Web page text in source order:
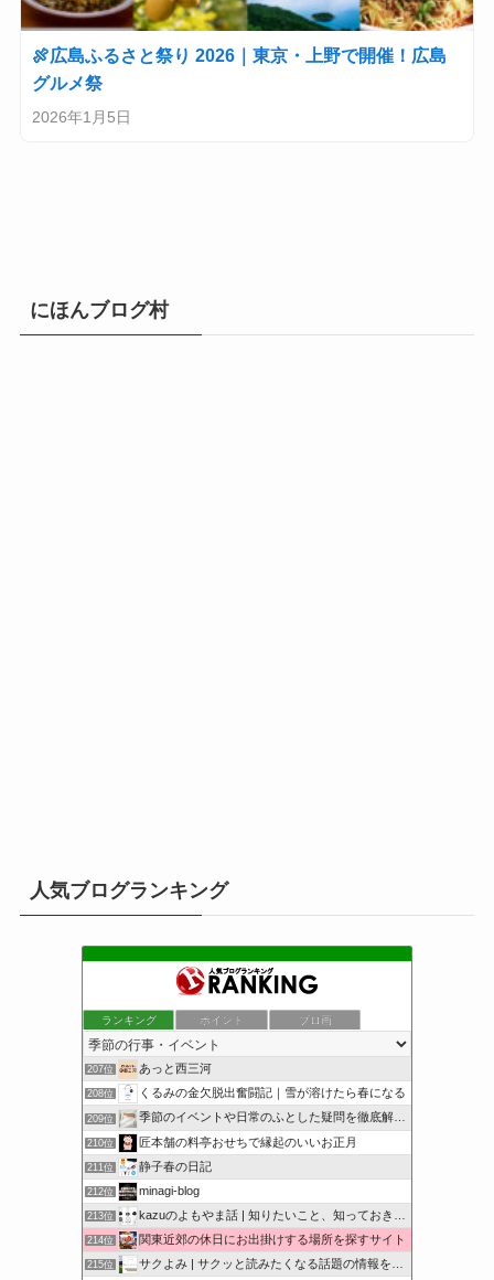
🍖広島ふるさと祭り 2026｜東京・上野で開催！広島
グルメ祭
2026年1月5日
にほんブログ村
人気ブログランキング
ランキング ポイント ブロ画
207位 あっと西三河
208位 くるみの金欠脱出奮闘記｜雪が溶けたら春になる
209位 季節のイベントや日常のふとした疑問を徹底解説！
210位 匠本舗の料亭おせちで縁起のいいお正月
211位 静子春の日記
212位 minagi-blog
213位 kazuのよもやま話 | 知りたいこと、知っておきたいこと…
214位 関東近郊の休日にお出掛けする場所を探すサイト
215位 サクよみ | サクッと読みたくなる話題の情報を随時発信！